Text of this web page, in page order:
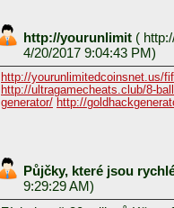
http://yourunlimit (
4/20/2017 9:04:43 PM)
http://yourunlimitedcoinsnet.us/
http://ultragamecheats.club/8-
generator/ http://
Půjčky, které jsou
9:29:29 AM)